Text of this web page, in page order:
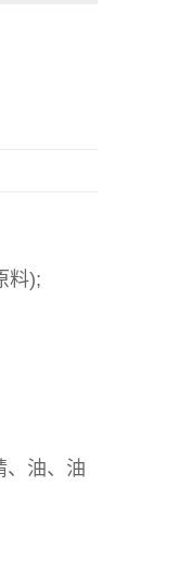
料);
、油、油